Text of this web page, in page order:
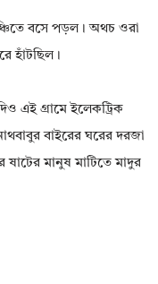
বসে পড়ল। অথচ ওরা
হাঁটছিল।
এই গ্রামে ইলেকট্রিক
বাইরের ঘরের দরজা
মানুষ মাটিতে মাদুর